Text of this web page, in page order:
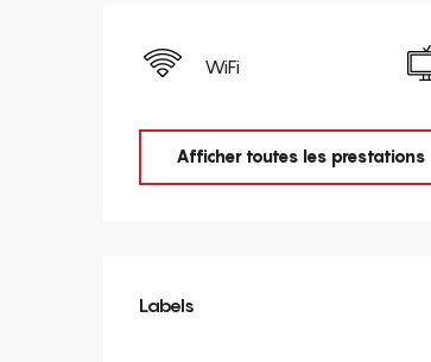
WiFi
Afficher toutes les prestations
Labels
Labels